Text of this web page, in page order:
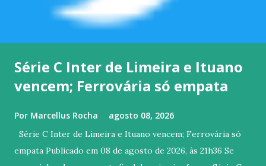
Série C Inter de Limeira e Ituano
vencem; Ferrovária só empata
Por Marcellus Rocha agosto 08, 2026
Série C Inter de Limeira e Ituano vencem; Ferrovária só
empata Publicado em 08 de agosto de 2026, às 21h36 Se